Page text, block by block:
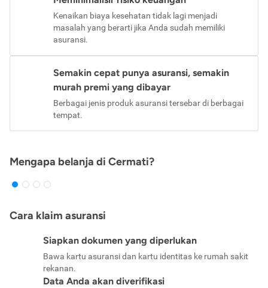
Kenaikan biaya kesehatan tidak lagi menjadi
masalah yang berarti jika Anda sudah memiliki
asuransi.
Semakin cepat punya asuransi, semakin
murah premi yang dibayar
Berbagai jenis produk asuransi tersebar di berbagai
tempat.
Mengapa belanja di Cermati?
Cara klaim asuransi
Siapkan dokumen yang diperlukan
Bawa kartu asuransi dan kartu identitas ke rumah sakit
rekanan.
Data Anda akan diverifikasi